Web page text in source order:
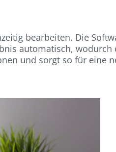
bearbeiten. Die
automatisch, wodurch
und sorgt so für eine